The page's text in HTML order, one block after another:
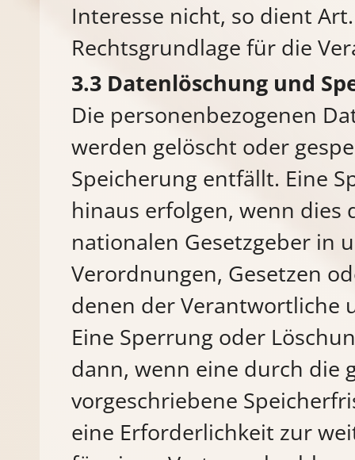
Interesse nicht, so dient
Rechtsgrundlage für die
Datenlöschung und
Die personenbezogenen
werden gelöscht oder
Speicherung entfällt. Eine
hinaus erfolgen, wenn
nationalen Gesetzgeber in
Verordnungen, Gesetzen
denen der Verantwortliche
Eine Sperrung oder
dann, wenn eine durch die
vorgeschriebene
eine Erforderlichkeit zur